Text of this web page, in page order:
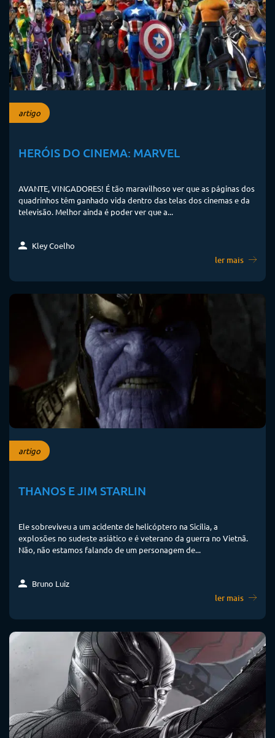
artigo
HERÓIS DO CINEMA: MARVEL
AVANTE, VINGADORES! É tão maravilhoso ver que as páginas dos
quadrinhos têm ganhado vida dentro das telas dos cinemas e da
televisão. Melhor ainda é poder ver que a...
Kley Coelho
ler mais
artigo
THANOS E JIM STARLIN
Ele sobreviveu a um acidente de helicóptero na Sicília, a
explosões no sudeste asiático e é veterano da guerra no Vietnã.
Não, não estamos falando de um personagem de...
Bruno Luiz
ler mais